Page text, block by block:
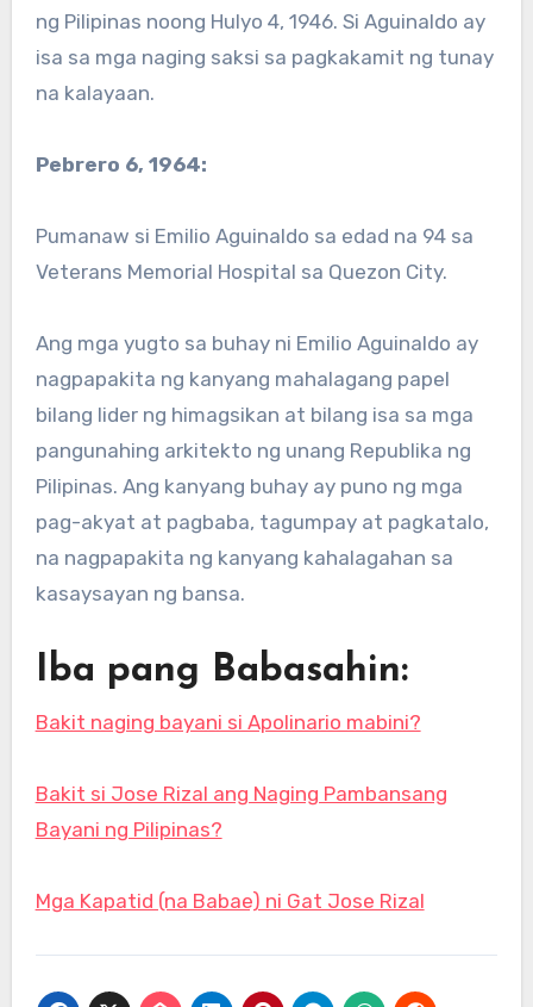
ng Pilipinas noong Hulyo 4, 1946. Si Aguinaldo ay
isa sa mga naging saksi sa pagkakamit ng tunay
na kalayaan.
Pebrero 6, 1964:
Pumanaw si Emilio Aguinaldo sa edad na 94 sa
Veterans Memorial Hospital sa Quezon City.
Ang mga yugto sa buhay ni Emilio Aguinaldo ay
nagpapakita ng kanyang mahalagang papel
bilang lider ng himagsikan at bilang isa sa mga
pangunahing arkitekto ng unang Republika ng
Pilipinas. Ang kanyang buhay ay puno ng mga
pag-akyat at pagbaba, tagumpay at pagkatalo,
na nagpapakita ng kanyang kahalagahan sa
kasaysayan ng bansa.
Iba pang Babasahin:
Bakit naging bayani si Apolinario mabini?
Bakit si Jose Rizal ang Naging Pambansang
Bayani ng Pilipinas?
Mga Kapatid (na Babae) ni Gat Jose Rizal